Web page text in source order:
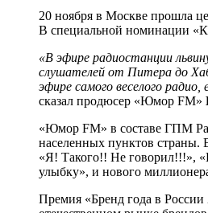
20 ноября в Москве прошла
В специальной номинации
«В эфире радиостанции
слушателей от Питера до
эфире самого веселого
сказал продюсер «Юмор FM»
«Юмор FM» в составе ГПМ
населенных пунктов страны.
«Я! Такого!! Не говорил!!!»,
улыбку», и нового
Премия «Бренд года в